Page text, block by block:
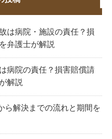
は病院・施設の責任？損
弁護士が解説
病院の責任？損害賠償請
解説
ら解決までの流れと期間を